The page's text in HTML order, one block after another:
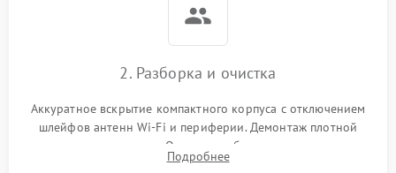
2. Разборка и очистка
Аккуратное вскрытие компактного корпуса с отключением
шлейфов антенн Wi-Fi и периферии. Демонтаж плотной
системы охлаждения. Очистка турбины и радиатора от
спрессованной пыли антистатической кистью и сжатым
Подробнее